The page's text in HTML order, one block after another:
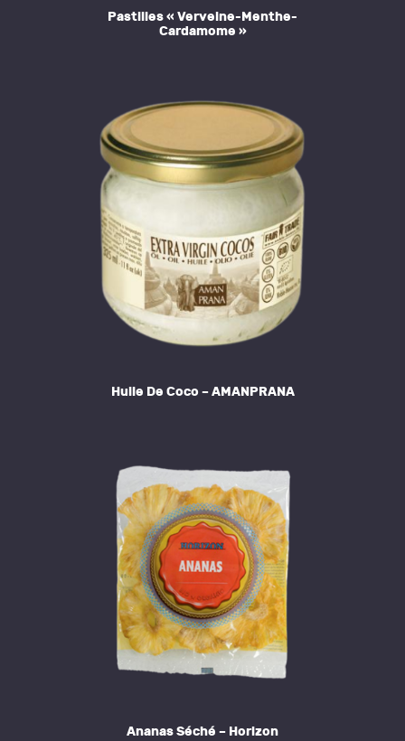
Pastilles « Verveine-Menthe-
Cardamome »
Huile De Coco – AMANPRANA
Ananas Séché – Horizon